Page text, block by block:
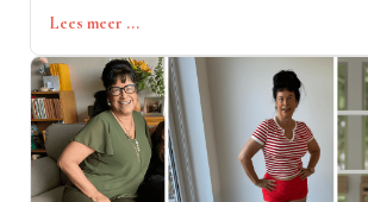
Lees meer ...